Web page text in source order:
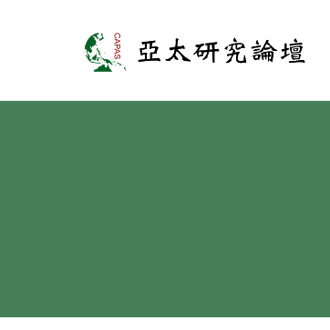
亞太研究論壇